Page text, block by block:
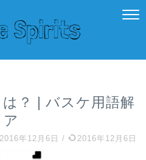
？ | バスケ用語解
2016年12月6日 / 2016年12月6日